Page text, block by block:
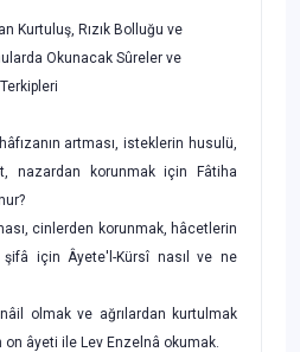
Kurtuluş, Rızık Bolluğu ve
Okunacak Sûreler ve
artması, isteklerin husulü,
nazardan korunmak için Fâtiha
cinlerden korunmak, hâcetlerin
için Âyete'l-Kürsî nasıl ve ne
olmak ve ağrılardan kurtulmak
âyeti ile Lev Enzelnâ okumak.